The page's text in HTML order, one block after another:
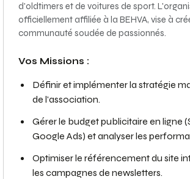
d'oldtimers et de voitures de sport.
officiellement affiliée à la BEHVA, vise à
communauté soudée de passionnés.
Vos Missions :
Définir et implémenter la stratégie
de l'association.
Gérer le budget publicitaire en ligne
Google Ads) et analyser les
Optimiser le référencement du site
les campagnes de newsletters.